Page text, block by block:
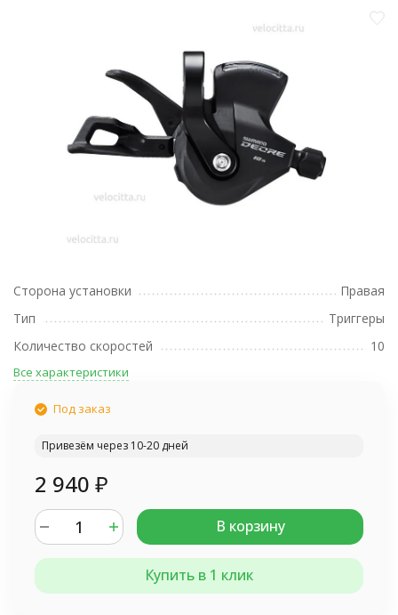
Сторона установки
Правая
Тип
Триггеры
Количество скоростей
10
Все характеристики
Под заказ
Привезём через 10-20 дней
2 940 ₽
В корзину
Купить в 1 клик